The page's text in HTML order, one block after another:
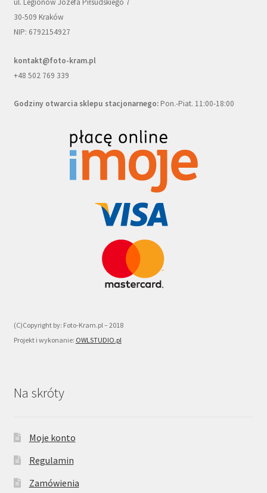
ul. Legionów Józefa Piłsudskiego 7
30-509 Kraków
NIP: 6792154927
kontakt@foto-kram.pl
+48 502 769 339
Godziny otwarcia sklepu stacjonarnego:Pon.-Piat. 11:00-18:00
(C)Copyright by: Foto-Kram.pl – 2018
Projekt i wykonanie: OWLSTUDIO.pl
Na skróty
Moje konto
Regulamin
Zamówienia